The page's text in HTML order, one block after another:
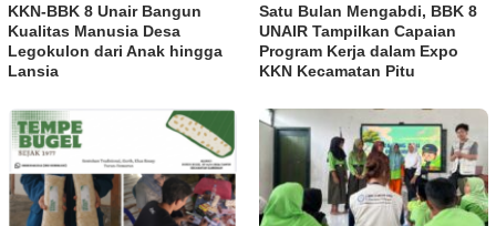
KKN-BBK 8 Unair Bangun
Kualitas Manusia Desa
Legokulon dari Anak hingga
Lansia
Satu Bulan Mengabdi, BBK 8
UNAIR Tampilkan Capaian
Program Kerja dalam Expo
KKN Kecamatan Pitu